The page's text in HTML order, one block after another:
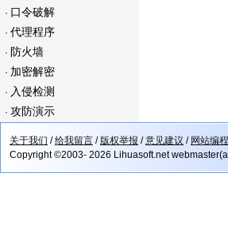
· 口令破解
· 代理程序
· 防火墙
· 加密解密
· 入侵检测
· 攻防演示
关于我们 /给我留言 /版权举报 /意见建议 / 网站编
Copyright ©2003- 2026 Lihuasoft.net